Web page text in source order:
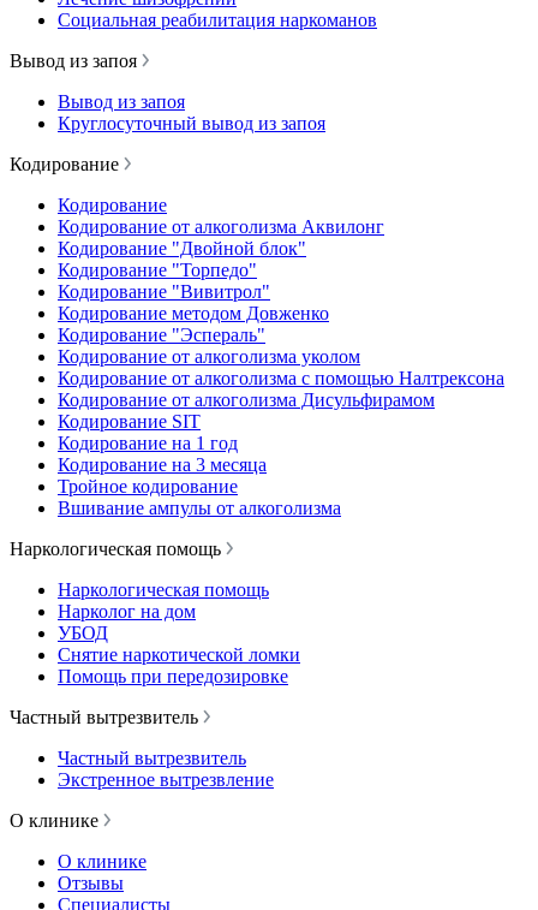
Социальная реабилитация наркоманов
Вывод из запоя
Вывод из запоя
Круглосуточный вывод из запоя
Кодирование
Кодирование
Кодирование от алкоголизма Аквилонг
Кодирование "Двойной блок"
Кодирование "Торпедо"
Кодирование "Вивитрол"
Кодирование методом Довженко
Кодирование "Эспераль"
Кодирование от алкоголизма уколом
Кодирование от алкоголизма с помощью Налтрексона
Кодирование от алкоголизма Дисульфирамом
Кодирование SIT
Кодирование на 1 год
Кодирование на 3 месяца
Тройное кодирование
Вшивание ампулы от алкоголизма
Наркологическая помощь
Наркологическая помощь
Нарколог на дом
УБОД
Снятие наркотической ломки
Помощь при передозировке
Частный вытрезвитель
Частный вытрезвитель
Экстренное вытрезвление
О клинике
О клинике
Отзывы
Специалисты